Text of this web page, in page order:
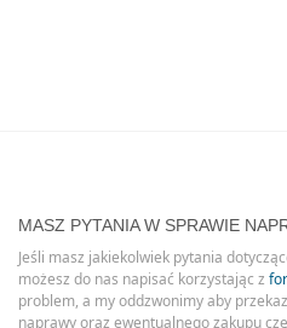
MASZ PYTANIA W SPRAWIE
Jeśli masz jakiekolwiek pytania
możesz do nas napisać korzystając z
problem, a my oddzwonimy aby
naprawy oraz ewentualnego zakupu